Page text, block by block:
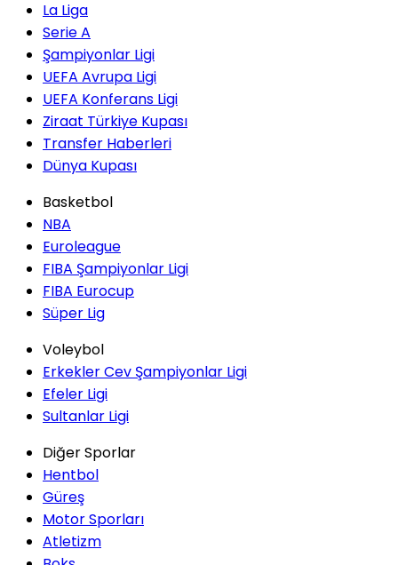
La Liga
Serie A
Şampiyonlar Ligi
UEFA Avrupa Ligi
UEFA Konferans Ligi
Ziraat Türkiye Kupası
Transfer Haberleri
Dünya Kupası
Basketbol
NBA
Euroleague
FIBA Şampiyonlar Ligi
FIBA Eurocup
Süper Lig
Voleybol
Erkekler Cev Şampiyonlar Ligi
Efeler Ligi
Sultanlar Ligi
Diğer Sporlar
Hentbol
Güreş
Motor Sporları
Atletizm